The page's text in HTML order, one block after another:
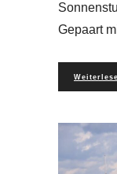
Gepaart